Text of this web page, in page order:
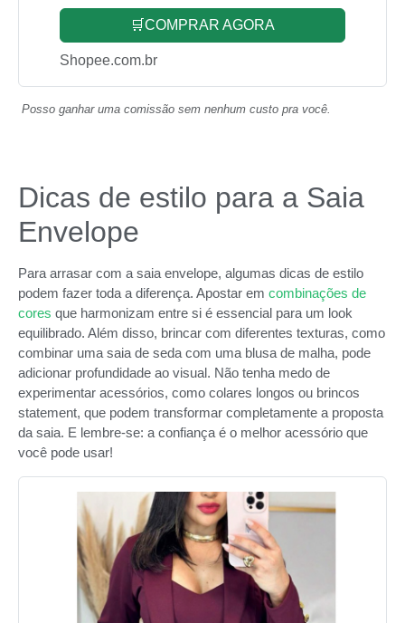
🛒COMPRAR AGORA
Shopee.com.br
Posso ganhar uma comissão sem nenhum custo pra você.
Dicas de estilo para a Saia
Envelope
Para arrasar com a saia envelope, algumas dicas de estilo
podem fazer toda a diferença. Apostar em combinações de
cores que harmonizam entre si é essencial para um look
equilibrado. Além disso, brincar com diferentes texturas, como
combinar uma saia de seda com uma blusa de malha, pode
adicionar profundidade ao visual. Não tenha medo de
experimentar acessórios, como colares longos ou brincos
statement, que podem transformar completamente a proposta
da saia. E lembre-se: a confiança é o melhor acessório que
você pode usar!